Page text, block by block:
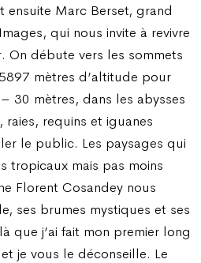
ensuite Marc Berset, grand
qui nous invite à revivre
On débute vers les sommets
mètres d’altitude pour
30 mètres, dans les abysses
requins et iguanes
le public. Les paysages qui
tropicaux mais pas moins
Florent Cosandey nous
ses brumes mystiques et ses
que j’ai fait mon premier long
je vous le déconseille. Le